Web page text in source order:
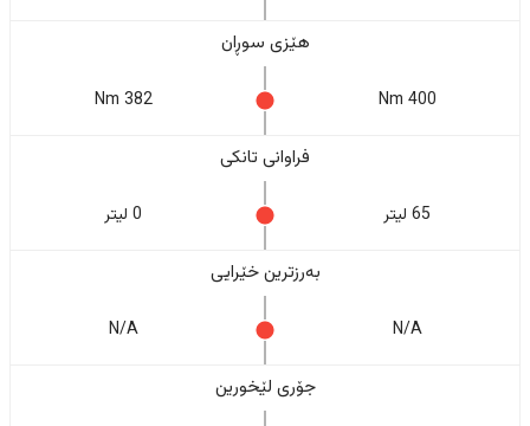
هێزی سوڕان
400 Nm
382 Nm
فراوانی تانکی
65 لیتر 0 لیتر
بەرزترین خێرایی
N/A
N/A
جۆری لێخورین